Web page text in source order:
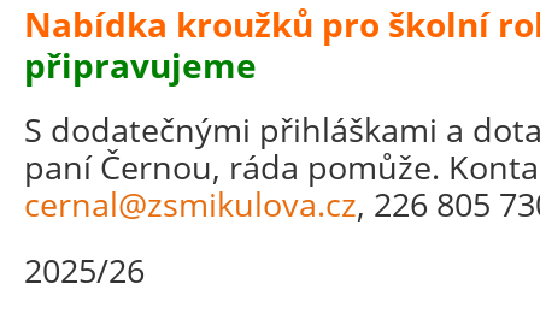
Nabídka kroužků pro školní
připravujeme
S dodatečnými přihláškami a
paní Černou, ráda pomůže.
cernal@zsmikulova.cz, 226 805
2025/26